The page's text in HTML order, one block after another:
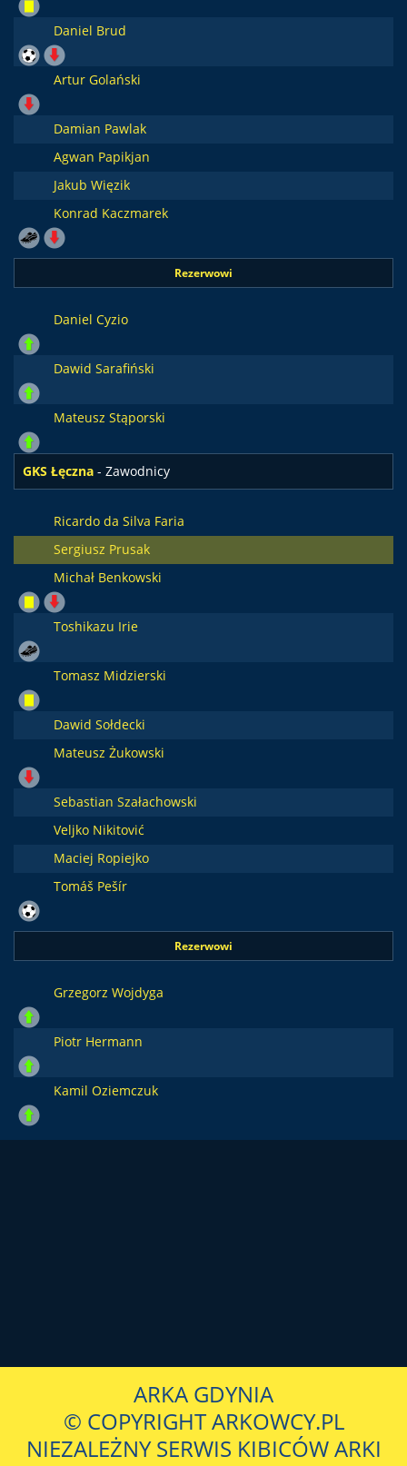
Daniel Brud
Artur Golański
Damian Pawlak
Agwan Papikjan
Jakub Więzik
Konrad Kaczmarek
Rezerwowi
Daniel Cyzio
Dawid Sarafiński
Mateusz Stąporski
GKS Łęczna - Zawodnicy
Ricardo da Silva Faria
Sergiusz Prusak
Michał Benkowski
Toshikazu Irie
Tomasz Midzierski
Dawid Sołdecki
Mateusz Żukowski
Sebastian Szałachowski
Veljko Nikitović
Maciej Ropiejko
Tomáš Pešír
Rezerwowi
Grzegorz Wojdyga
Piotr Hermann
Kamil Oziemczuk
ARKA GDYNIA
© COPYRIGHT ARKOWCY.PL
NIEZALEŻNY SERWIS KIBICÓW ARKI